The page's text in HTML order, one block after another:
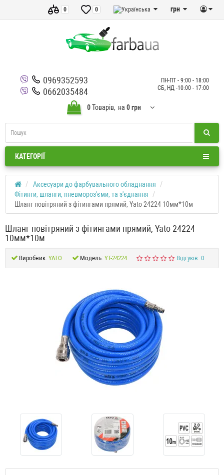
грн
0
0
0969352593
0662035484
ПН-ПТ - 9:00 - 18:00
СБ, НД -10:00 - 17:00
0Товарів, на 0 грн
КАТЕГОРІЇ
Аксесуари до фарбувального обладнання
Фітинги, шланги, пневмороз'єми, та з'єднання
Шланг повітряний з фітингами прямий, Yato 24224 10мм*10м
Шланг повітряний з фітингами прямий, Yato 24224
10мм*10м
Виробник: YATO Модель: YT-24224 Відгуків: 0